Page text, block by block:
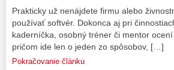
Prakticky už nenájdete firmu alebo
používať softvér. Dokonca aj pri
kaderníčka, osobný tréner či mentor
pričom ide len o jeden zo spôsobov, […]
Pokračovanie článku